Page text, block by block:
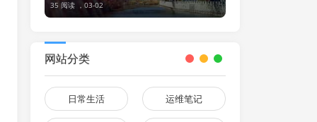
35 阅读 ， 03-02
网站分类
日常生活 运维笔记